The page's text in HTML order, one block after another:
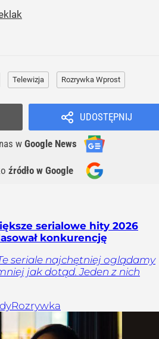
Telewizja Rozrywka Wprost
UDOSTĘPNIJ
w Google News
źródło w Google
serialowe hity 2026
konkurencję
seriale najchętniej oglądamy
jak dotąd. Jeden z nich
Rozrywka